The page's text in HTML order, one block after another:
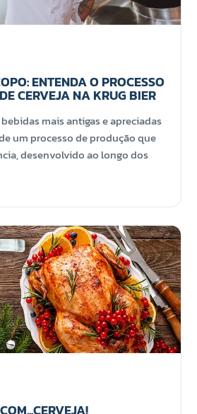
ENTENDA O PROCESSO
CERVEJA NA KRUG BIER
mais antigas e apreciadas
um processo de produção que
desenvolvido ao longo dos